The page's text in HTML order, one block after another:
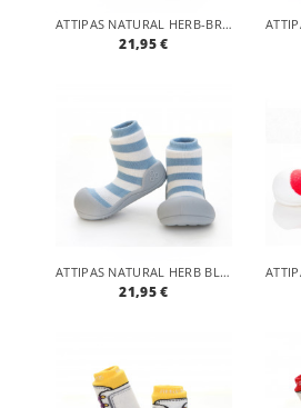
ATTIPAS NATURAL HERB-BROWN- ERGONOMISCHE BABY LAUFLERNSCHUHE, ATMUNGSAKTIVE KINDER HAUSSCHUHE ABS SOCKEN BABYSCHUHE ANTIRUTSCH
21,95 €
ATTIPAS NATURAL HERB BLAU- ERGONOMISCHE BABY LAUFLERNSCHUHE, ATMUNGSAKTIVE KINDER HAUSSCHUHE ABS SOCKEN BABYSCHUHE ANTIRUTSCH
21,95 €